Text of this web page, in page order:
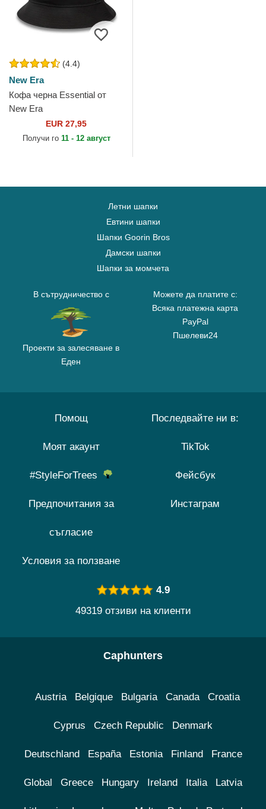
(4.4)
New Era
Кофа черна Essential от
New Era
EUR 27,95
Получи го 11 - 12 август
Летни шапки
Евтини шапки
Шапки Goorin Bros
Дамски шапки
Шапки за момчета
В сътрудничество с
Проекти за залесяване в
Еден
Можете да платите с:
Всяка платежна карта
PayPal
Пшелеви24
Помощ
Моят акаунт
#StyleForTrees
Предпочитания за
съгласие
Условия за ползване
Последвайте ни в:
TikTok
Фейсбук
Инстаграм
4.9
49319 отзиви на клиенти
Caphunters
Austria Belgique Bulgaria Canada Croatia
Cyprus Czech Republic Denmark
Deutschland España Estonia Finland France
Global Greece Hungary Ireland Italia Latvia